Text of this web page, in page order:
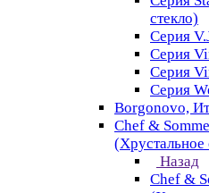
стекло)
Серия
Серия
Серия
Серия
Borgonovo,
Chef &
(Хрустальное
Назад
Chef &